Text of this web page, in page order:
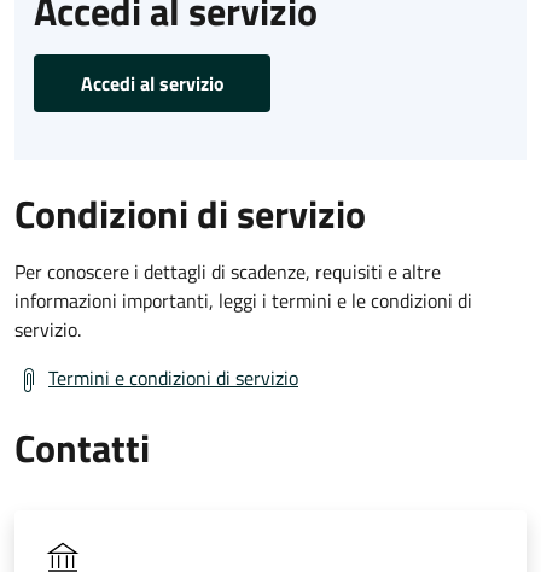
Accedi al servizio
Condizioni di servizio
Per conoscere i dettagli di scadenze, requisiti e altre
informazioni importanti, leggi i termini e le condizioni di
servizio.
Termini e condizioni di servizio
Contatti